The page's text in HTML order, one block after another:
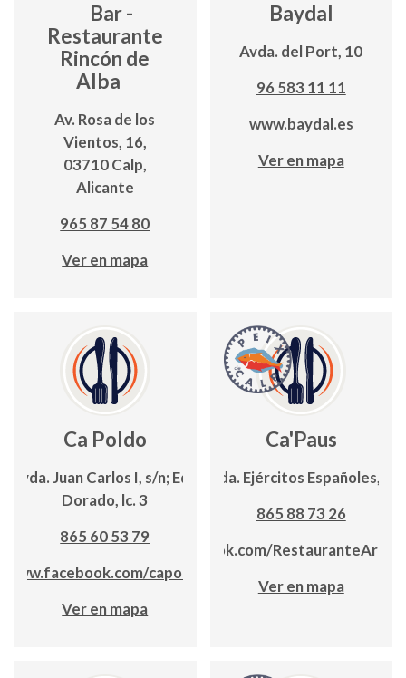
Bar -
Restaurante
Rincón de
Alba
Av. Rosa de los
Vientos, 16,
03710 Calp,
Alicante
965 87 54 80
Ver en mapa
Baydal
Avda. del Port, 10
96 583 11 11
www.baydal.es
Ver en mapa
Ca Poldo
Avda. Juan Carlos I, s/n; Edf.
Dorado, lc. 3
865 60 53 79
www.facebook.com/capoldo
Ver en mapa
Ca'Paus
Avda. Ejércitos Españoles, 12
865 88 73 26
www.facebook.com/
Ver en mapa